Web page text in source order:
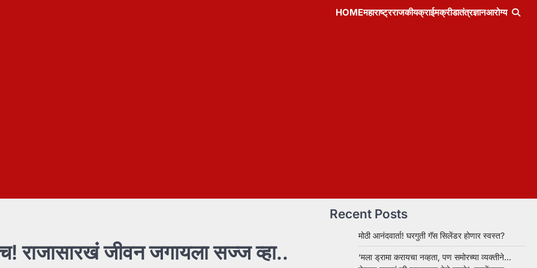
HOMEमहाराष्ट्रराजकीयक्राईमक्रीडातंत्रज्ञानआरोग्य
राजासारखं जीवन जगायला सज्ज व्हा..
Recent Posts
मोठी आनंदवार्ता! घरगुती गॅस सिलेंडर होणार स्वस्त?
‘मला ड्रामा करायचा नव्हता, पण समोरच्या व्यक्तीने…